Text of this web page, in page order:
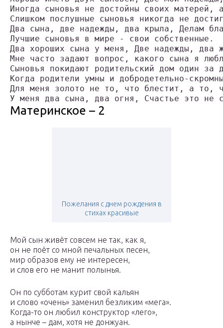
Иногда сыновья не достойны своих
Слишком послушные сыновья никогда не
Два сына, две надежды, два крыла, Делам
Лучшие сыновья в мире - свои собственные.
Два хороших сына у меня, Две надежды, два
Мне часто задают вопрос, какого сына я
Сыновья покидают родительский дом один
Когда родители умны и добродетельно-
Для меня золото не то, что блестит, а то,
У меня два сына, два огня, Счастье это не
Материнское – 2
Пожелания с днем рождения в
стихах красивые
Мой сын живёт совсем не так, как я,
он не поёт со мной печальных песен,
мир образов ему не интересен,
и слов его не манит полынья.
Он по субботам курит свой кальян
и слово «очень» заменил безликим «мега».
Когда-то он любил конструктор «лего»,
а нынче – дам, хотя не донжуан.